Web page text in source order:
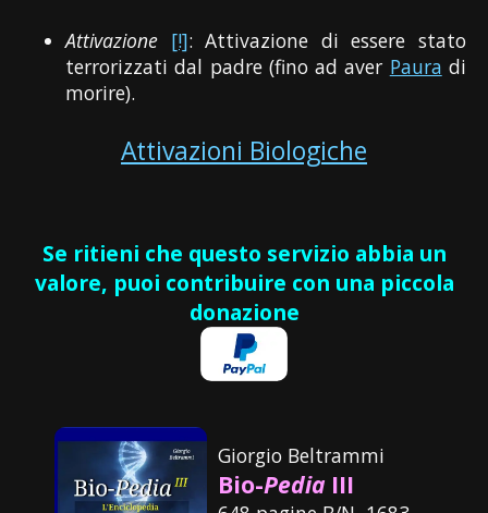
Attivazione [!]: Attivazione di essere stato
terrorizzati dal padre (fino ad aver Paura di
morire).
Attivazioni Biologiche
Se ritieni che questo servizio abbia un
valore, puoi contribuire con una piccola
donazione
Giorgio Beltrammi
Bio-Pedia III